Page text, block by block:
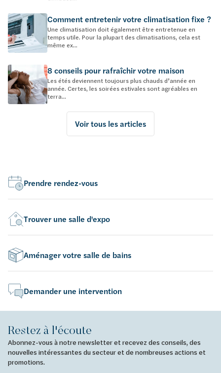
Comment entretenir votre climatisation fixe ?
Une climatisation doit également être entretenue en
temps utile. Pour la plupart des climatisations, cela est
même ex...
8 conseils pour rafraîchir votre maison
Les étés deviennent toujours plus chauds d’année en
année. Certes, les soirées estivales sont agréables en
terra...
Voir tous les articles
Prendre rendez-vous
Trouver une salle d'expo
Aménager votre salle de bains
Demander une intervention
Restez à l'écoute
Abonnez-vous à notre newsletter et recevez des conseils, des
nouvelles intéressantes du secteur et de nombreuses actions et
promotions.